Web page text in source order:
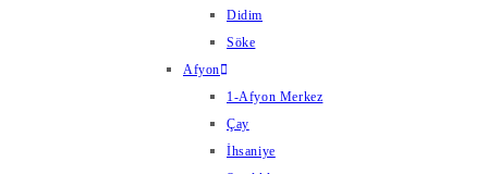
Didim
Söke
Afyon
1-Afyon Merkez
Çay
İhsaniye